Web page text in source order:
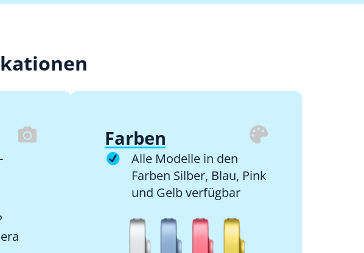
Farben
Alle Modelle in den
Farben Silber, Blau, Pink
und Gelb verfügbar